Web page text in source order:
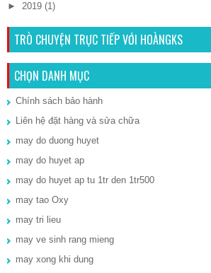
► 2019 (1)
TRÒ CHUYỆN TRỰC TIẾP VỚI HOÀNGKS
CHỌN DANH MỤC
Chính sách bảo hành
Liên hệ đặt hàng và sửa chữa
may do duong huyet
may do huyet ap
may do huyet ap tu 1tr den 1tr500
may tao Oxy
may tri lieu
may ve sinh rang mieng
may xong khi dung